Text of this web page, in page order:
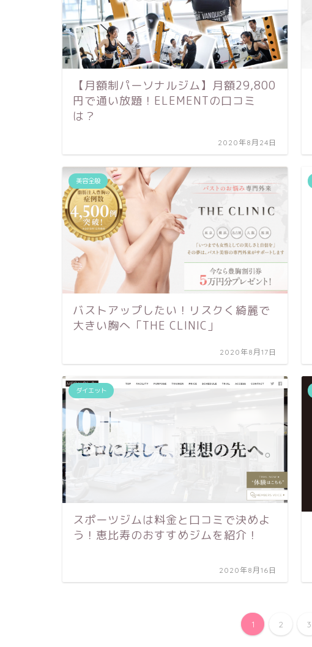
【月額制パーソナルジム】月額29,800
円で通い放題！ELEMENTの口コミ
は？
2020年8月24日
美容全般
バストアップしたい！リスクく綺麗で
大きい胸へ「THE CLINIC」
2020年8月17日
ダイエット
スポーツジムは料金と口コミで決めよ
う！恵比寿のおすすめジムを紹介！
2020年8月16日
1 2 3